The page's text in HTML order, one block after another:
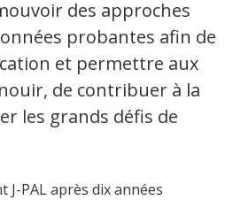
des approches
probantes afin de
et permettre aux
de contribuer à la
les grands défis de
J-PAL après dix années